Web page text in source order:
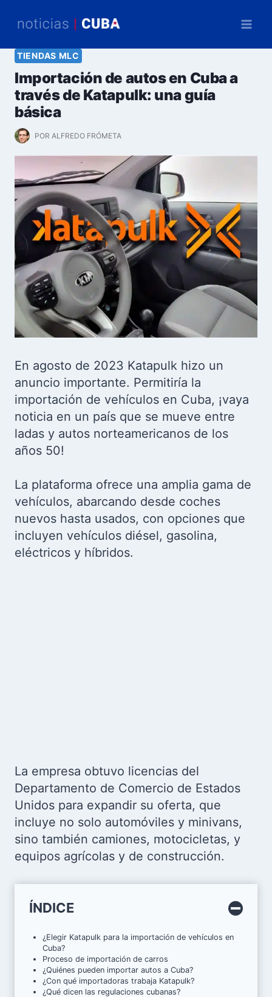
TIENDAS MLC
Importación de autos en Cuba a
través de Katapulk: una guía
básica
POR ALFREDO FRÓMETA
En agosto de 2023 Katapulk hizo un
anuncio importante. Permitiría la
importación de vehículos en Cuba, ¡vaya
noticia en un país que se mueve entre
ladas y autos norteamericanos de los
años 50!
La plataforma ofrece una amplia gama de
vehículos, abarcando desde coches
nuevos hasta usados, con opciones que
incluyen vehículos diésel, gasolina,
eléctricos y híbridos.
La empresa obtuvo licencias del
Departamento de Comercio de Estados
Unidos para expandir su oferta, que
incluye no solo automóviles y minivans,
sino también camiones, motocicletas, y
equipos agrícolas y de construcción.
ÍNDICE
¿Elegir Katapulk para la importación de vehículos en
Cuba?
Proceso de importación de carros
¿Quiénes pueden importar autos a Cuba?
¿Con qué importadoras trabaja Katapulk?
¿Qué dicen las regulaciones cubanas?